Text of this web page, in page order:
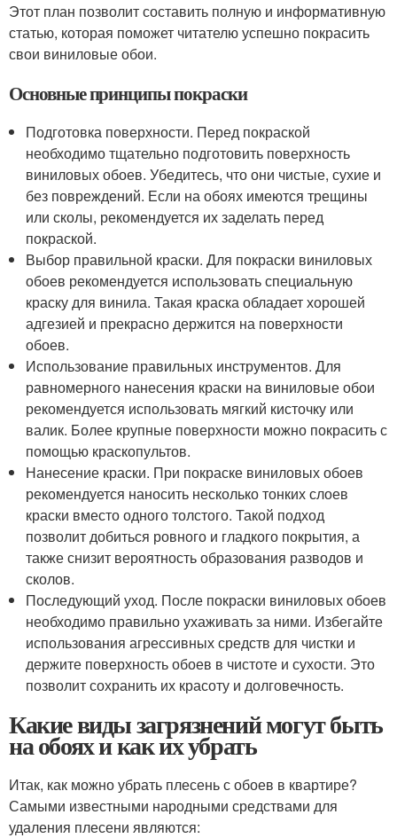
Этот план позволит составить полную и информативную
статью, которая поможет читателю успешно покрасить
свои виниловые обои.
Основные принципы покраски
Подготовка поверхности. Перед покраской
необходимо тщательно подготовить поверхность
виниловых обоев. Убедитесь, что они чистые, сухие и
без повреждений. Если на обоях имеются трещины
или сколы, рекомендуется их заделать перед
покраской.
Выбор правильной краски. Для покраски виниловых
обоев рекомендуется использовать специальную
краску для винила. Такая краска обладает хорошей
адгезией и прекрасно держится на поверхности
обоев.
Использование правильных инструментов. Для
равномерного нанесения краски на виниловые обои
рекомендуется использовать мягкий кисточку или
валик. Более крупные поверхности можно покрасить с
помощью краскопультов.
Нанесение краски. При покраске виниловых обоев
рекомендуется наносить несколько тонких слоев
краски вместо одного толстого. Такой подход
позволит добиться ровного и гладкого покрытия, а
также снизит вероятность образования разводов и
сколов.
Последующий уход. После покраски виниловых обоев
необходимо правильно ухаживать за ними. Избегайте
использования агрессивных средств для чистки и
держите поверхность обоев в чистоте и сухости. Это
позволит сохранить их красоту и долговечность.
Какие виды загрязнений могут быть
на обоях и как их убрать
Итак, как можно убрать плесень с обоев в квартире?
Самыми известными народными средствами для
удаления плесени являются: